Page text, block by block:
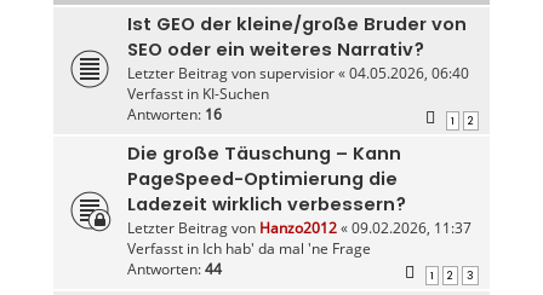
Ist GEO der kleine/große Bruder von
SEO oder ein weiteres Narrativ?
Letzter Beitrag vonsupervisior«04.05.2026, 06:40
Verfasst in KI-Suchen
Antworten: 16 1 2
Die große Täuschung – Kann
PageSpeed-Optimierung die
Ladezeit wirklich verbessern?
Letzter Beitrag von Hanzo2012«09.02.2026, 11:37
Verfasst in Ich hab' da mal 'ne Frage
Antworten:44 1 2 3